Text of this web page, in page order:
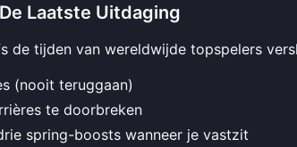
Laatste Uitdaging
de tijden van wereldwijde topspelers
(nooit teruggaan)
te doorbreken
spring-boosts wanneer je vastzit